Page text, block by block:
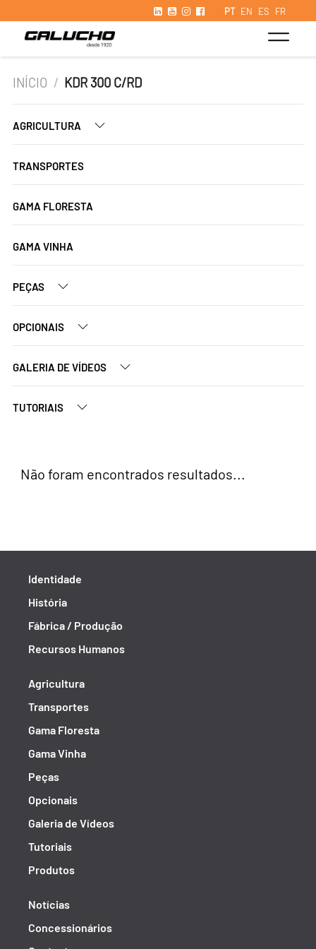
PT EN ES FR
INÍCIO / KDR 300 C/RD
AGRICULTURA
TRANSPORTES
GAMA FLORESTA
GAMA VINHA
PEÇAS
OPCIONAIS
GALERIA DE VÍDEOS
TUTORIAIS
Não foram encontrados resultados...
Identidade
História
Fábrica / Produção
Recursos Humanos
Agricultura
Transportes
Gama Floresta
Gama Vinha
Peças
Opcionais
Galeria de Vídeos
Tutoriais
Produtos
Notícias
Concessionários